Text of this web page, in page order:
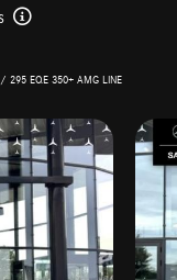
/ 295 EQE 350+ AMG LINE